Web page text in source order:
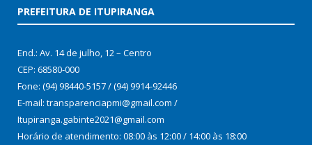
PREFEITURA DE ITUPIRANGA
End.: Av. 14 de julho, 12 – Centro
CEP: 68580-000
Fone: (94) 98440-5157 / (94) 9914-92446
E-mail: transparenciapmi@gmail.com /
Itupiranga.gabinte2021@gmail.com
Horário de atendimento: 08:00 às 12:00 / 14:00 às 18:00